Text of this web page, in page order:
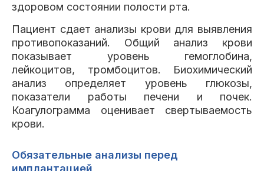
здоровом состоянии полости рта.
Пациент сдает анализы крови для выявления
противопоказаний. Общий анализ крови
показывает уровень гемоглобина,
лейкоцитов, тромбоцитов. Биохимический
анализ определяет уровень глюкозы,
показатели работы печени и почек.
Коагулограмма оценивает свертываемость
крови.
Обязательные анализы перед
имплантацией